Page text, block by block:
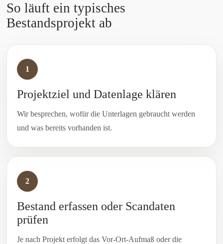
So läuft ein typisches
Bestandsprojekt ab
1
Projektziel und Datenlage klären
Wir besprechen, wofür die Unterlagen gebraucht werden
und was bereits vorhanden ist.
2
Bestand erfassen oder Scandaten
prüfen
Je nach Projekt erfolgt das Vor-Ort-Aufmaß oder die